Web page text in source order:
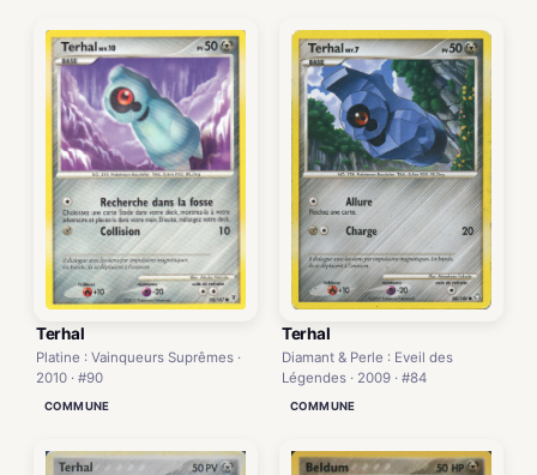
Terhal
Platine : Vainqueurs Suprêmes ·
2010 · #90
COMMUNE
Terhal
Diamant & Perle : Eveil des
Légendes · 2009 · #84
COMMUNE